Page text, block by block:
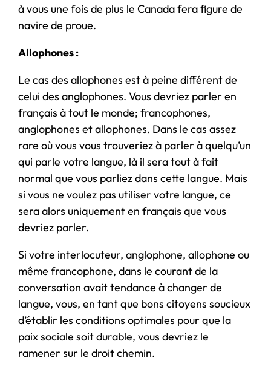
à vous une fois de plus le Canada fera figure de
navire de proue.
Allophones :
Le cas des allophones est à peine différent de
celui des anglophones. Vous devriez parler en
français à tout le monde; francophones,
anglophones et allophones. Dans le cas assez
rare où vous vous trouveriez à parler à quelqu’un
qui parle votre langue, là il sera tout à fait
normal que vous parliez dans cette langue. Mais
si vous ne voulez pas utiliser votre langue, ce
sera alors uniquement en français que vous
devriez parler.
Si votre interlocuteur, anglophone, allophone ou
même francophone, dans le courant de la
conversation avait tendance à changer de
langue, vous, en tant que bons citoyens soucieux
d’établir les conditions optimales pour que la
paix sociale soit durable, vous devriez le
ramener sur le droit chemin.